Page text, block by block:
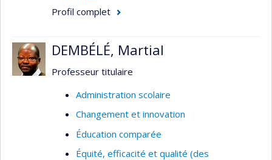
Aspects socioculturels de l'évaluation
Épistémologie et philosophie des sciences
Profil complet
DEMBÉLÉ, Martial
Professeur titulaire
Administration scolaire
Changement et innovation
Éducation comparée
Équité, efficacité et qualité (des